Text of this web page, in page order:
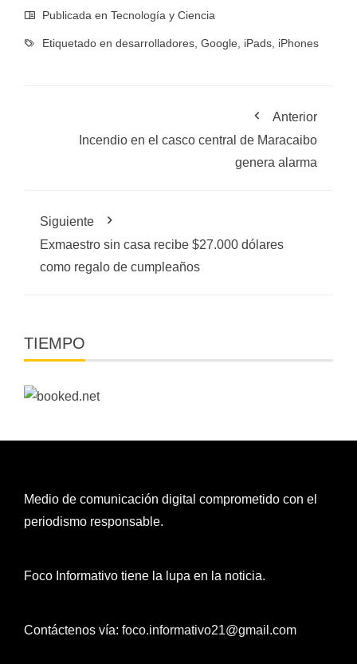
Publicada en Tecnología y Ciencia
Etiquetado en desarrolladores Google iPads iPhones
Anterior
Incendio en el casco central de Maracaibo
genera alarma
Siguiente
Exmaestro sin casa recibe $27.000 dólares
como regalo de cumpleaños
TIEMPO
Medio de comunicación digital comprometido con el
periodismo responsable.
Foco Informativo tiene la lupa en la noticia.
Contáctenos vía: foco.informativo21@gmail.com